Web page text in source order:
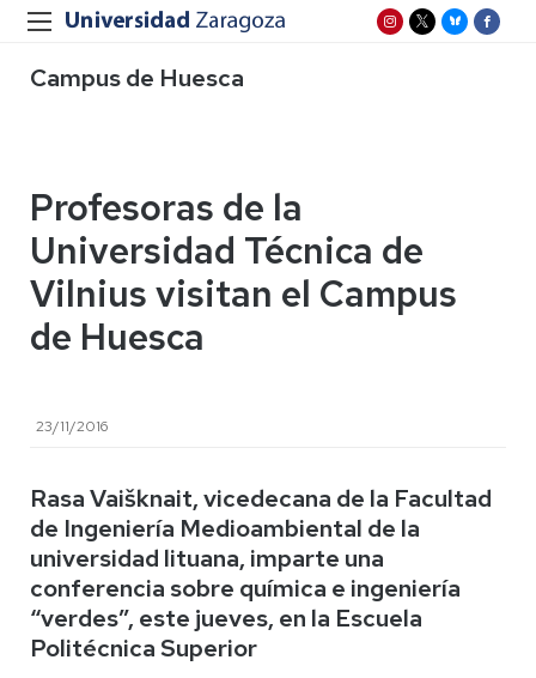
Campus de Huesca
Profesoras de la
Universidad Técnica de
Vilnius visitan el Campus
de Huesca
23/11/2016
Rasa Vaišknait, vicedecana de la Facultad
de Ingeniería Medioambiental de la
universidad lituana, imparte una
conferencia sobre química e ingeniería
“verdes”, este jueves, en la Escuela
Politécnica Superior